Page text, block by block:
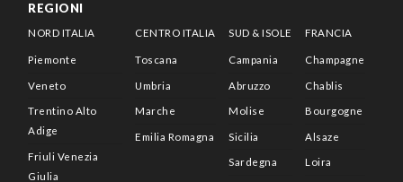
REGIONI
NORD ITALIA
Piemonte
Veneto
Trentino Alto
Adige
Friuli Venezia
Giulia
CENTRO ITALIA
Toscana
Umbria
Marche
Emilia Romagna
SUD & ISOLE
Campania
Abruzzo
Molise
Sicilia
Sardegna
FRANCIA
Champagne
Chablis
Bourgogne
Alsaze
Loira